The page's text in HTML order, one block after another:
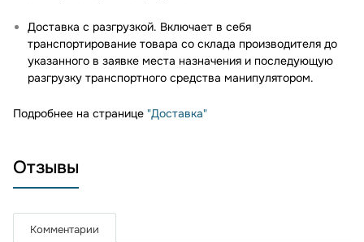
Доставка с разгрузкой. Включает в себя
транспортирование товара со склада производителя до
указанного в заявке места назначения и последующую
разгрузку транспортного средства манипулятором.
Подробнее на странице "Доставка"
Отзывы
Комментарии